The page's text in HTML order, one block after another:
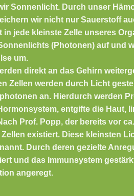
Sonnenlicht. Durch unser
wir nicht nur Sauerstoff
jede kleinste Zelle unseres
(Photonen) auf und
um.
direkt an das Gehirn
Zellen werden durch Licht
an. Hierdurch werden
entgifte die Haut,
Prof. Popp, der bereits vor
existiert. Diese kleinsten
Durch deren gezielte
und das Immunsystem
angeregt.